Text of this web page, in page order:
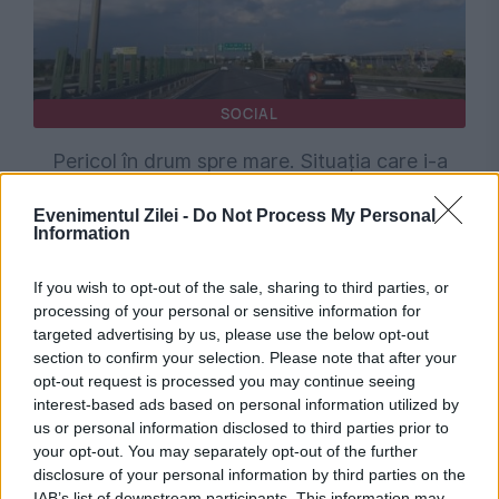
Evenimentul Zilei - Do Not Process My Personal
Information
If you wish to opt-out of the sale, sharing to third parties, or
processing of your personal or sensitive information for
targeted advertising by us, please use the below opt-out
section to confirm your selection. Please note that after your
opt-out request is processed you may continue seeing
interest-based ads based on personal information utilized by
us or personal information disclosed to third parties prior to
your opt-out. You may separately opt-out of the further
disclosure of your personal information by third parties on the
SOCIAL
Pericol în drum spre mare. Situația care i-a
SOCIAL